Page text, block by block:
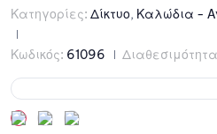
Κατηγορίες: Δίκτυο, Καλώδια -
Κωδικός: 61096